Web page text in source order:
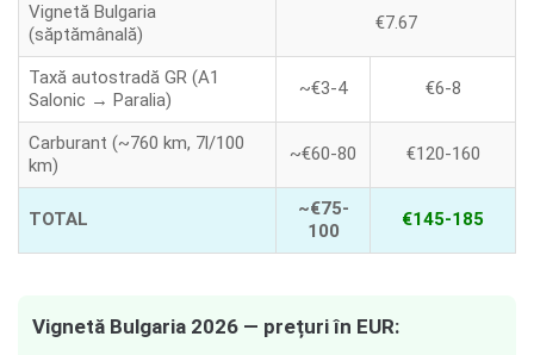
Vignetă Bulgaria
(săptămânală)
€7.67
Taxă autostradă GR (A1
Salonic → Paralia)
~€3-4 €6-8
Carburant (~760 km, 7l/100
km)
~€60-80 €120-160
TOTAL
~€75-
100
€145-185
Vignetă Bulgaria 2026 — prețuri în EUR: